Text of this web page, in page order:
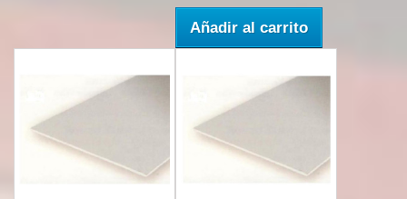
Añadir al carrito